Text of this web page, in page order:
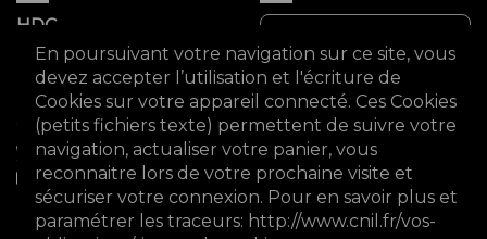
HDC
5 Rue Saint -marc
75002 PARIS
FRANCE
0980931588
hdc75002@gmail.com
Note moyenne :
4.8 ★★★★★
Voir les avis Google
En poursuivant votre navigation sur ce site, vous
devez accepter l’utilisation et l'écriture de
Cookies sur votre appareil connecté. Ces Cookies
(petits fichiers texte) permettent de suivre votre
navigation, actualiser votre panier, vous
reconnaitre lors de votre prochaine visite et
sécuriser votre connexion. Pour en savoir plus et
paramétrer les traceurs: http://www.cnil.fr/vos-